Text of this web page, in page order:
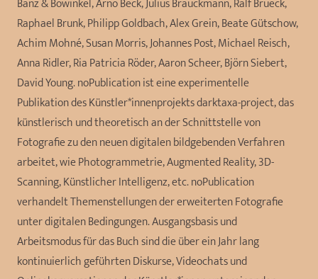
Banz & Bowinkel, Arno Beck, Julius Brauckmann, Ralf Brueck,
Raphael Brunk, Philipp Goldbach, Alex Grein, Beate Gütschow,
Achim Mohné, Susan Morris, Johannes Post, Michael Reisch,
Anna Ridler, Ria Patricia Röder, Aaron Scheer, Björn Siebert,
David Young. noPublication ist eine experimentelle
Publikation des Künstler*innenprojekts darktaxa-project, das
künstlerisch und theoretisch an der Schnittstelle von
Fotografie zu den neuen digitalen bildgebenden Verfahren
arbeitet, wie Photogrammetrie, Augmented Reality, 3D-
Scanning, Künstlicher Intelligenz, etc. noPublication
verhandelt Themenstellungen der erweiterten Fotografie
unter digitalen Bedingungen. Ausgangsbasis und
Arbeitsmodus für das Buch sind die über ein Jahr lang
kontinuierlich geführten Diskurse, Videochats und